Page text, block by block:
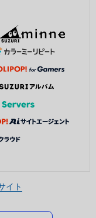
イト